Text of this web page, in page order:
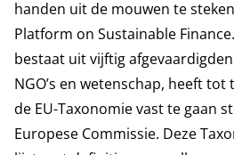
handen uit de mouwen te
Platform on Sustainable
bestaat uit vijftig
NGO’s en wetenschap, heeft
de EU-Taxonomie vast te gaan
Europese Commissie. Deze